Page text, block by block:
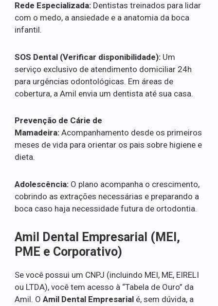
Rede Especializada: Dentistas treinados para lidar
com o medo, a ansiedade e a anatomia da boca
infantil.
SOS Dental (Verificar disponibilidade): Um
serviço exclusivo de atendimento domiciliar 24h
para urgências odontológicas. Em áreas de
cobertura, a Amil envia um dentista até sua casa.
Prevenção de Cárie de
Mamadeira: Acompanhamento desde os primeiros
meses de vida para orientar os pais sobre higiene e
dieta.
Adolescência: O plano acompanha o crescimento,
cobrindo as extrações necessárias e preparando a
boca caso haja necessidade futura de ortodontia.
Amil Dental Empresarial (MEI,
PME e Corporativo)
Se você possui um CNPJ (incluindo MEI, ME, EIRELI
ou LTDA), você tem acesso à “Tabela de Ouro” da
Amil. O Amil Dental Empresarial é, sem dúvida, a